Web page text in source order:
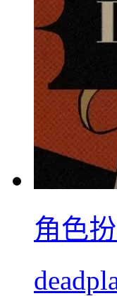
角色